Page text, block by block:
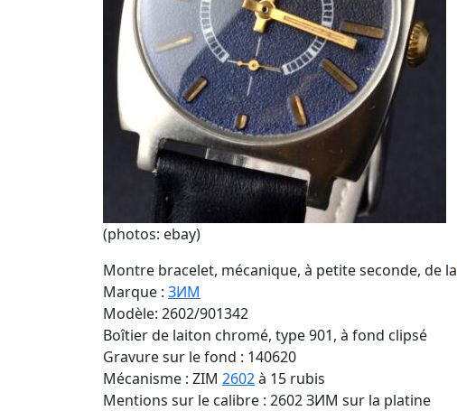
(photos: ebay)
Montre bracelet, mécanique, à petite seconde, de la
Marque : ЗИМ
Modèle: 2602/901342
Boîtier de laiton chromé, type 901, à fond clipsé
Gravure sur le fond : 140620
Mécanisme : ZIM 2602à 15 rubis
Mentions sur le calibre : 2602 ЗИМ sur la platine